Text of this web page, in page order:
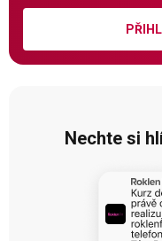
Nechte si